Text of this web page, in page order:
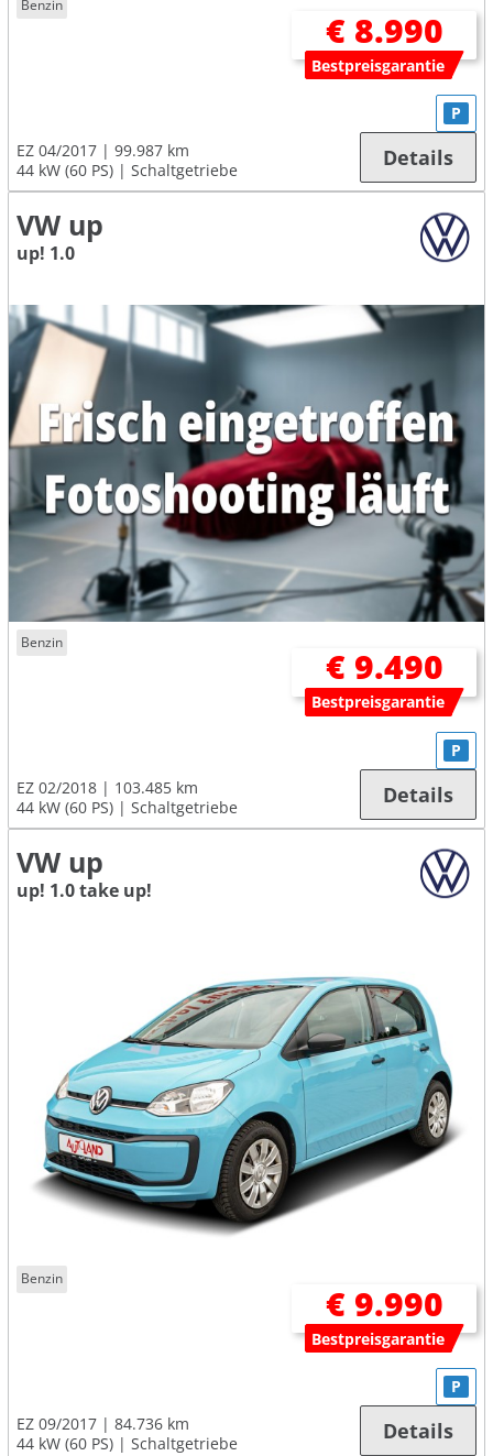
Benzin
€ 8.990
Bestpreisgarantie
EZ 04/2017
99.987 km
44 kW (60 PS)
Schaltgetriebe
P
Details
VW up
up! 1.0
Benzin
€ 9.490
Bestpreisgarantie
EZ 02/2018
103.485 km
44 kW (60 PS)
Schaltgetriebe
P
Details
VW up
up! 1.0 take up!
Benzin
€ 9.990
Bestpreisgarantie
EZ 09/2017
84.736 km
44 kW (60 PS)
Schaltgetriebe
P
Details